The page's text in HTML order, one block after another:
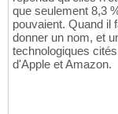
que seulement 8,3
pouvaient. Quand il
donner un nom, et
technologiques
d'Apple et Amazon.